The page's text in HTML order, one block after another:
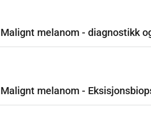
Malignt melanom - diagnostikk
Malignt melanom -